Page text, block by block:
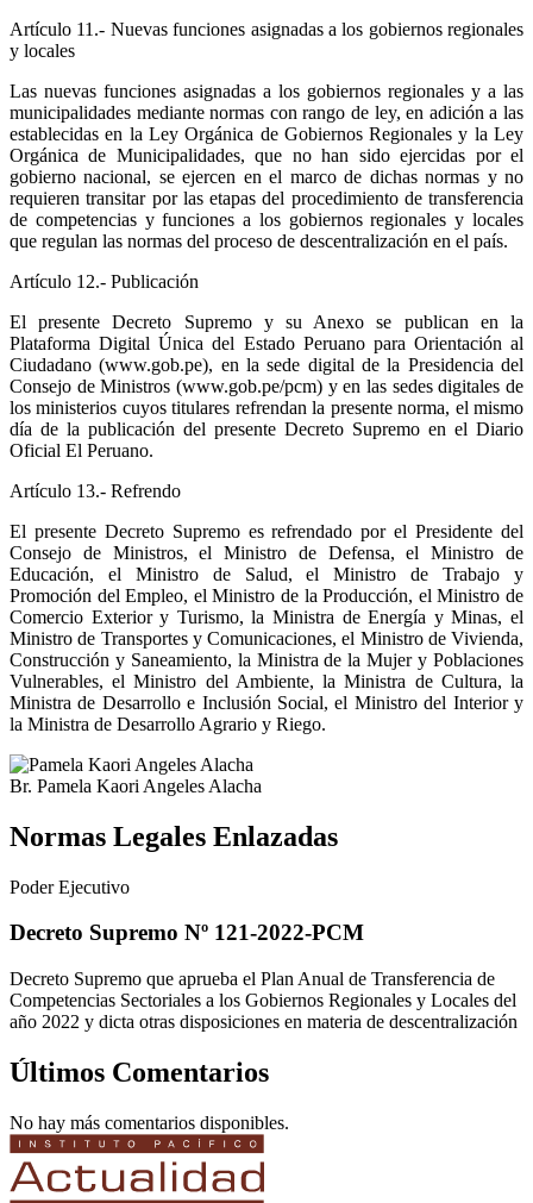
Artículo 11.- Nuevas funciones asignadas a los gobiernos regionales
y locales
Las nuevas funciones asignadas a los gobiernos regionales y a las
municipalidades mediante normas con rango de ley, en adición a las
establecidas en la Ley Orgánica de Gobiernos Regionales y la Ley
Orgánica de Municipalidades, que no han sido ejercidas por el
gobierno nacional, se ejercen en el marco de dichas normas y no
requieren transitar por las etapas del procedimiento de transferencia
de competencias y funciones a los gobiernos regionales y locales
que regulan las normas del proceso de descentralización en el país.
Artículo 12.- Publicación
El presente Decreto Supremo y su Anexo se publican en la
Plataforma Digital Única del Estado Peruano para Orientación al
Ciudadano (www.gob.pe), en la sede digital de la Presidencia del
Consejo de Ministros (www.gob.pe/pcm) y en las sedes digitales de
los ministerios cuyos titulares refrendan la presente norma, el mismo
día de la publicación del presente Decreto Supremo en el Diario
Oficial El Peruano.
Artículo 13.- Refrendo
El presente Decreto Supremo es refrendado por el Presidente del
Consejo de Ministros, el Ministro de Defensa, el Ministro de
Educación, el Ministro de Salud, el Ministro de Trabajo y
Promoción del Empleo, el Ministro de la Producción, el Ministro de
Comercio Exterior y Turismo, la Ministra de Energía y Minas, el
Ministro de Transportes y Comunicaciones, el Ministro de Vivienda,
Construcción y Saneamiento, la Ministra de la Mujer y Poblaciones
Vulnerables, el Ministro del Ambiente, la Ministra de Cultura, la
Ministra de Desarrollo e Inclusión Social, el Ministro del Interior y
la Ministra de Desarrollo Agrario y Riego.
Br. Pamela Kaori Angeles Alacha
Normas Legales Enlazadas
Poder Ejecutivo
Decreto Supremo Nº 121-2022-PCM
Decreto Supremo que aprueba el Plan Anual de Transferencia de
Competencias Sectoriales a los Gobiernos Regionales y Locales del
año 2022 y dicta otras disposiciones en materia de descentralización
Últimos Comentarios
No hay más comentarios disponibles.